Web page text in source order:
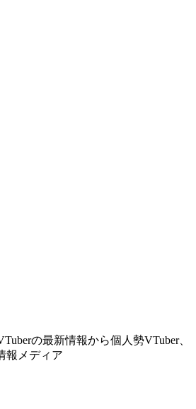
の最新情報から個人勢VTuber、
報メディア